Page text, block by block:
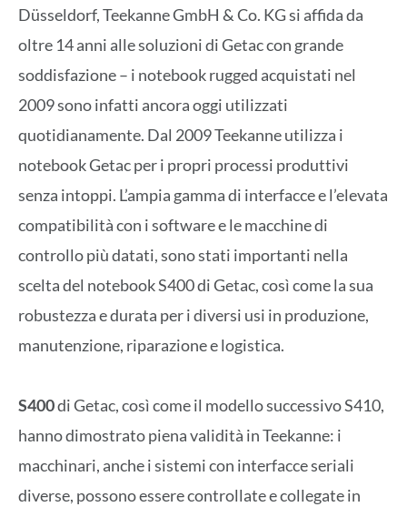
Düsseldorf, Teekanne GmbH & Co. KG si affida da
oltre 14 anni alle soluzioni di Getac con grande
soddisfazione – i notebook rugged acquistati nel
2009 sono infatti ancora oggi utilizzati
quotidianamente. Dal 2009 Teekanne utilizza i
notebook Getac per i propri processi produttivi
senza intoppi. L’ampia gamma di interfacce e l’elevata
compatibilità con i software e le macchine di
controllo più datati, sono stati importanti nella
scelta del notebook S400 di Getac, così come la sua
robustezza e durata per i diversi usi in produzione,
manutenzione, riparazione e logistica.
S400di Getac, così come il modello successivo S410,
hanno dimostrato piena validità in Teekanne: i
macchinari, anche i sistemi con interfacce seriali
diverse, possono essere controllate e collegate in